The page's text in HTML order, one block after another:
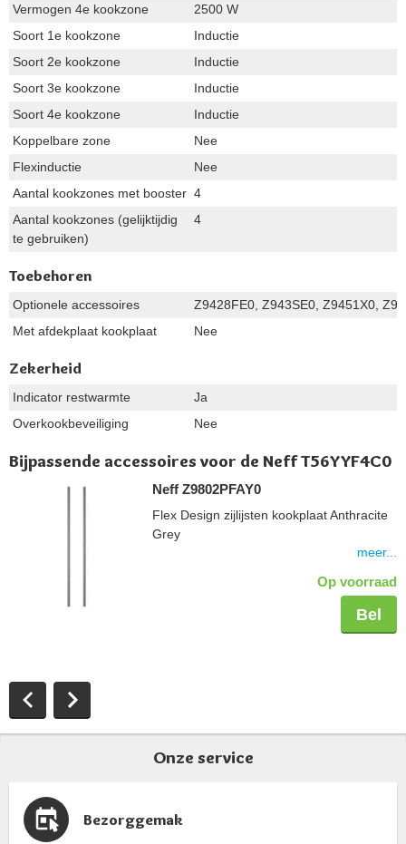
Vermogen 4e kookzone
2500 W
Soort 1e kookzone
Inductie
Soort 2e kookzone
Inductie
Soort 3e kookzone
Inductie
Soort 4e kookzone
Inductie
Koppelbare zone
Nee
Flexinductie
Nee
Aantal kookzones met booster 4
Aantal kookzones (gelijktijdig
te gebruiken)
4
Toebehoren
Optionele accessoires
Z9428FE0, Z943SE0, Z9451X0,
Met afdekplaat kookplaat
Nee
Zekerheid
Indicator restwarmte
Ja
Overkookbeveiliging
Nee
Bijpassende accessoires voor de Neff T56YYF4C0
Neff Z9802PFAY0
Flex Design zijlijsten kookplaat Anthracite
Grey
meer...
Op voorraad
Bel
Onze service
Bezorggemak